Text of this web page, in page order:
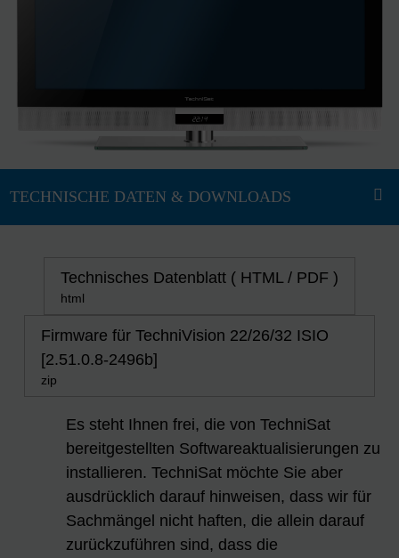
Technisches Datenblatt ( HTML / PDF )
html
Firmware für TechniVision 22/26/32 ISIO
[2.51.0.8-2496b]
zip
Es steht Ihnen frei, die von TechniSat
bereitgestellten Softwareaktualisierungen zu
installieren. TechniSat möchte Sie aber
ausdrücklich darauf hinweisen, dass wir für
Sachmängel nicht haften, die allein darauf
zurückzuführen sind, dass die